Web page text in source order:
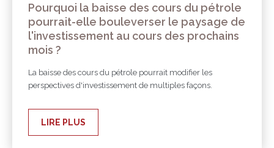
Pourquoi la baisse des cours du pétrole
pourrait-elle bouleverser le paysage de
l'investissement au cours des prochains
mois ?
La baisse des cours du pétrole pourrait modifier les
perspectives d'investissement de multiples façons.
LIRE PLUS